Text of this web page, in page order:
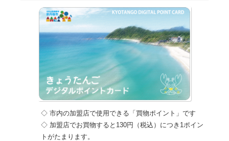
◇ 市内の加盟店で使用できる「買物ポイント」です
◇ 加盟店でお買物すると130円（税込）につき1ポイン
トがたまります。